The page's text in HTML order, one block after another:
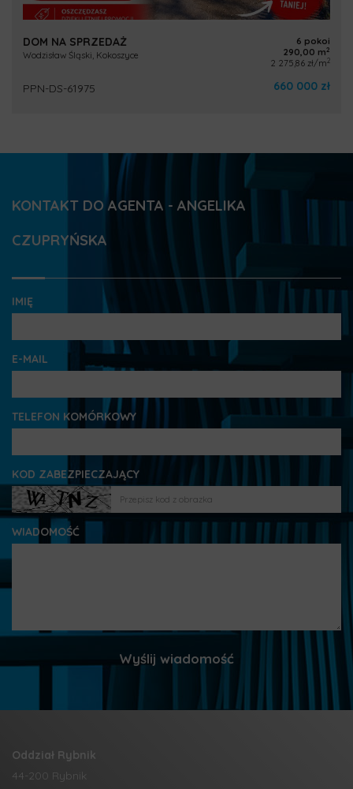
DOM NA SPRZEDAŻ
Wodzisław Śląski, Kokoszyce
6 pokoi
290,00 m2
2 275,86 zł/m 2
PPN-DS-61975 660 000 zł
KONTAKT DO AGENTA - ANGELIKA
CZUPRYŃSKA
IMIĘ
E-MAIL
TELEFON KOMÓRKOWY
KOD ZABEZPIECZAJĄCY
WIADOMOŚĆ
Oddział Rybnik
44-200 Rybnik